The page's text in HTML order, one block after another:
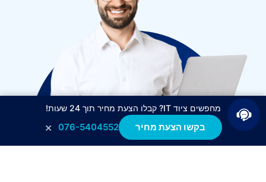
מחפשים ציוד IT? קבלו הצעת מחיר תוך 24 שעות!
בקשו הצעת מחיר 076-5404552
×